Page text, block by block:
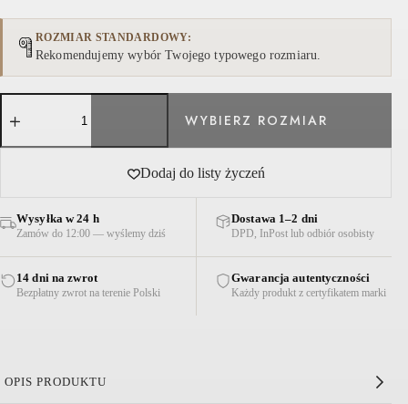
ROZMIAR STANDARDOWY
Rekomendujemy wybór Twojego typowego rozmiaru.
ilość
SUKIENKA
BAWEŁNIANA
JEMMA
Dodaj do listy życzeń
Wysyłka w 24 h
Zamów do 12:00 — wyślemy dziś
Dostawa 1–2 dni
DPD, InPost lub odbiór osobisty
14 dni na zwrot
Bezpłatny zwrot na terenie Polski
Gwarancja autentyczności
Każdy produkt z certyfikatem marki
OPIS PRODUKTU